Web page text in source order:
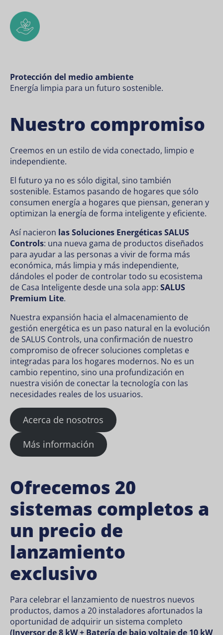
Protección del medio ambiente
Energía limpia para un futuro sostenible.
Nuestro compromiso
Creemos en un estilo de vida conectado, limpio e
independiente.
El futuro ya no es sólo digital, sino también
sostenible. Estamos pasando de hogares que sólo
consumen energía a hogares que piensan, generan y
optimizan la energía de forma inteligente y eficiente.
Así nacieron las Soluciones Energéticas SALUS
Controls: una nueva gama de productos diseñados
para ayudar a las personas a vivir de forma más
económica, más limpia y más independiente,
dándoles el poder de controlar todo su ecosistema
de Casa Inteligente desde una sola app: SALUS
Premium Lite.
Nuestra expansión hacia el almacenamiento de
gestión energética es un paso natural en la evolución
de SALUS Controls, una confirmación de nuestro
compromiso de ofrecer soluciones completas e
integradas para los hogares modernos. No es un
cambio repentino, sino una profundización en
nuestra visión de conectar la tecnología con las
necesidades reales de los usuarios.
Acerca de nosotros
Más información
Ofrecemos 20
sistemas completos a
un precio de
lanzamiento
exclusivo
Para celebrar el lanzamiento de nuestros nuevos
productos, damos a 20 instaladores afortunados la
oportunidad de adquirir un sistema completo
(Inversor de 8 kW + Batería de bajo voltaje de 10 kW